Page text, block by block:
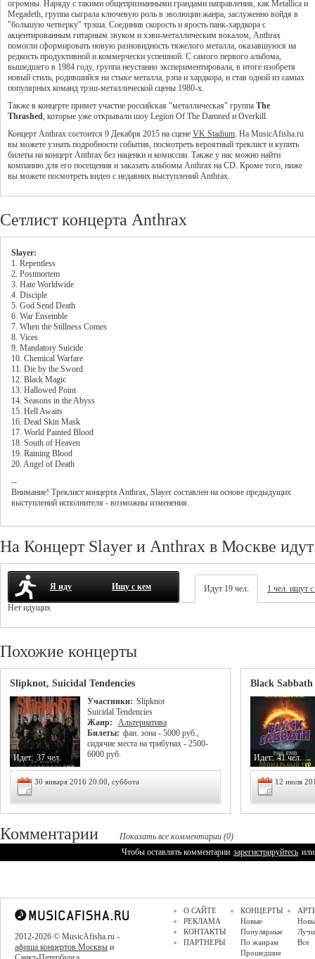
огромны. Наряду с такими общепризнанными грандами направления, как Metallica и
Megadeth, группа сыграла ключевую роль в эволюции жанра, заслуженно войдя в
"большую четверку" трэша. Соединив скорость и ярость панк-хардкора с
акцентированным гитарным звуком и хэви-металлическим вокалом, Anthrax
помогли сформировать новую разновидность тяжелого металла, оказавшуюся на
редкость продуктивной и коммерчески успешной. С самого первого альбома,
вышедшего в 1984 году, группа неустанно экспериментировала, в итоге изобретя
новый стиль, родившийся на стыке металла, рэпа и хардкора, и став одной из самых
популярных команд трэш-металлической сцены 1980-х.
Также в концерте примет участие российская "металлическая" группа The
Thrashed, которые уже открывали шоу Legion Of The Damned и Overkill.
Концерт Anthrax состоится 9 Декабря 2015 на сцене VK Stadium. На MusicAfisha.ru
вы можете узнать подробности события, посмотреть вероятный треклист и купить
билеты на концерт Anthrax без наценки и комиссии. Также у нас можно найти
компанию для его посещения и заказать альбомы Anthrax на CD. Кроме того, ниже
вы можете посмотреть видео с недавних выступлений Anthrax.
Сетлист концерта Anthrax
Slayer:
1. Repentless
2. Postmortem
3. Hate Worldwide
4. Disciple
5. God Send Death
6. War Ensemble
7. When the Stillness Comes
8. Vices
9. Mandatory Suicide
10. Chemical Warfare
11. Die by the Sword
12. Black Magic
13. Hallowed Point
14. Seasons in the Abyss
15. Hell Awaits
16. Dead Skin Mask
17. World Painted Blood
18. South of Heaven
19. Raining Blood
20. Angel of Death
--
Внимание! Треклист концерта Anthrax, Slayer составлен на основе предыдущих
выступлений исполнителя - возможны изменения.
На Концерт Slayer и Anthrax в Москве идут
Я иду Ищу с кем Идут 19 чел.
1 чел. ищут
Нет идущих
Похожие концерты
Slipknot, Suicidal Tendencies
Участники: Slipknot
Suicidal Tendencies
Жанр:
Альтернатива
Билеты: фан. зона - 5000 руб.,
сидячие места на трибунах - 2500-
6000 руб.
Идет: 37 чел.
30 января 2016 20:00, суббота
Black Sabbath
Идет: 41 чел.
12 июля
Комментарии
Показать все комментарии (0)
Чтобы оставлять комментарии зарегистрируйтесь или
2012-2026 © MusicAfisha.ru -
афиша концертов Москвы и
О САЙТЕ
РЕКЛАМА
КОНТАКТЫ
ПАРТНЕРЫ
КОНЦЕРТЫ
Новые
Популярные
По жанрам
Прошедшие
Все